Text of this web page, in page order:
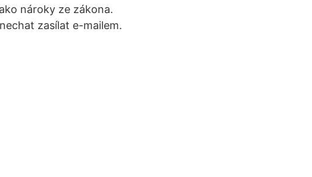
nároky ze zákona.
zasílat e-mailem.